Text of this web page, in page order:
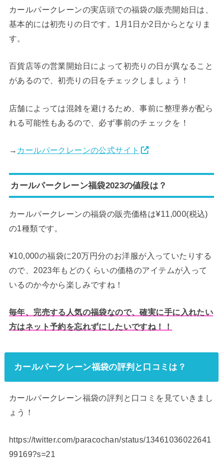
カールパークレーンの実店頭での福袋の販売開始日は、
基本的には初売りの日です。1月1日か2日からとなりま
す。
百貨店等の営業開始日によって初売りの日が異なること
があるので、初売りの日をチェックしましょう！
店舗によっては混雑を避けるため、事前に整理券が配ら
れる可能性もあるので、必ず事前のチェックを！
→ カールパークレーンの公式サイト
カールパークレーン福袋2023の値段は？
カールパークレーンの福袋の販売価格は¥11,000(税込)
の1種類です。
¥10,000の福袋に20万円分のお洋服が入っていたりする
ので、2023年もどのくらいの価格のアイテムが入って
いるのか今から楽しみですね！
毎年、完売する人気の福袋なので、確実に手に入れたい
方はネット予約を忘れずにしたいですね！！
カールパークレーン福袋の評判と口コミは？
カールパークレーン福袋の評判と口コミを見ていきまし
ょう！
https://twitter.com/paracochan/status/13461036022641
99169?s=21